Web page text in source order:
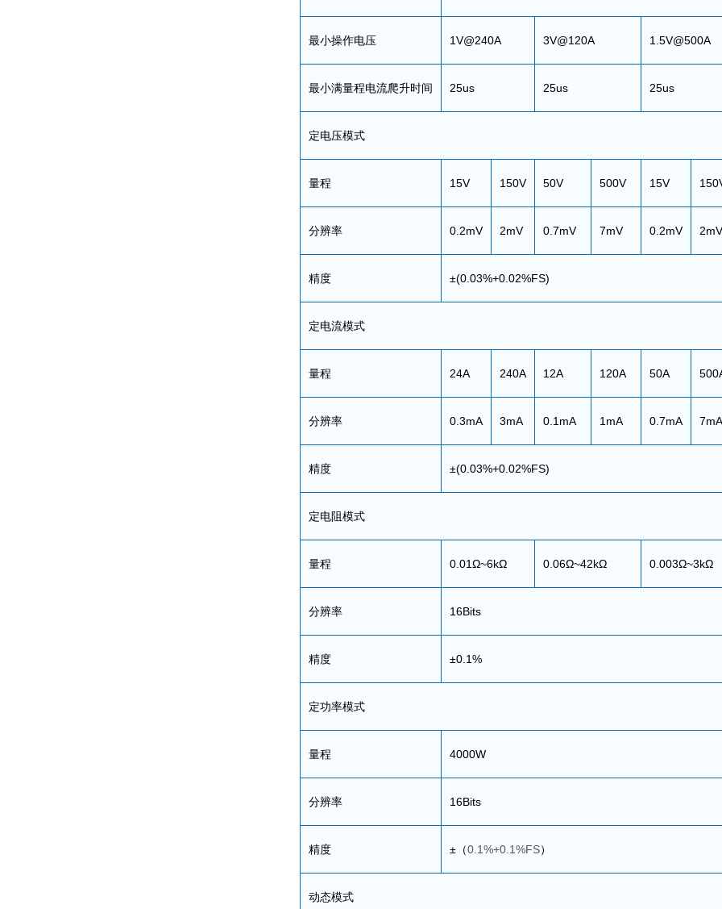
最小操作电压 1V@240A 3V@120A 1.5V@500A
最小满量程电流爬升时间 25us 25us 25us
定电压模式
量程 15V 150V 50V 500V 15V
分辨率 0.2mV 2mV 0.7mV 7mV 0.2mV 2mV
精度 ±(0.03%+0.02%FS)
定电流模式
量程 24A 240A 12A 120A 50A
分辨率 0.3mA 3mA 0.1mA 1mA 0.7mA 7mA
精度 ±(0.03%+0.02%FS)
定电阻模式
量程 0.01Ω~6kΩ 0.06Ω~42kΩ 0.003Ω~3kΩ
分辨率 16Bits
精度 ±0.1%
定功率模式
量程 4000W
分辨率 16Bits
精度 ± （0.1%+0.1%FS）
动态模式